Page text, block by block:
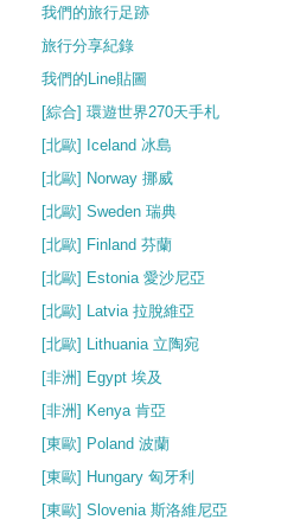
我們的旅行足跡
旅行分享紀錄
我們的Line貼圖
[綜合] 環遊世界270天手札
[北歐] Iceland 冰島
[北歐] Norway 挪威
[北歐] Sweden 瑞典
[北歐] Finland 芬蘭
[北歐] Estonia 愛沙尼亞
[北歐] Latvia 拉脫維亞
[北歐] Lithuania 立陶宛
[非洲] Egypt 埃及
[非洲] Kenya 肯亞
[東歐] Poland 波蘭
[東歐] Hungary 匈牙利
[東歐] Slovenia 斯洛維尼亞